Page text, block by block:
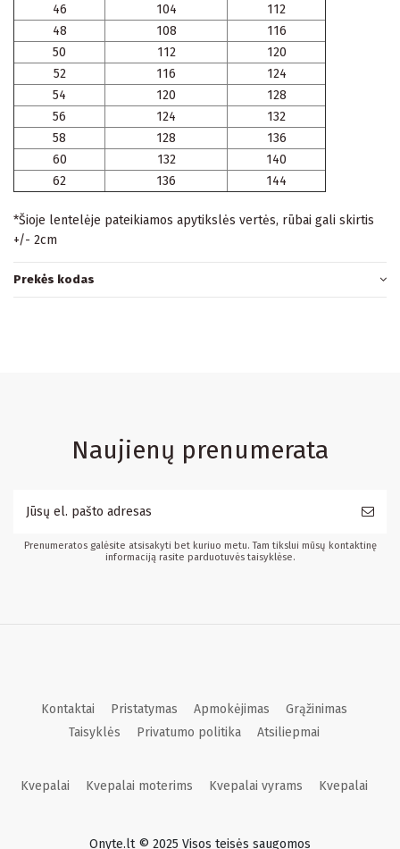
46
104
112
48
108
116
50
112
120
52
116
124
54
120
128
56
124
132
58
128
136
60
132
140
62
136 144
*Šioje lentelėje pateikiamos apytikslės vertės, rūbai gali skirtis
+/- 2cm
Prekės kodas
Naujienų prenumerata
Prenumeratos galėsite atsisakyti bet kuriuo metu. Tam tikslui mūsų kontaktinę
informaciją rasite parduotuvės taisyklėse.
Kontaktai Pristatymas Apmokėjimas
Grąžinimas
Taisyklės
Privatumo politika Atsiliepmai
Kvepalai Kvepalai moterims Kvepalai vyrams Kvepalai
Onyte.lt © 2025 Visos teisės saugomos